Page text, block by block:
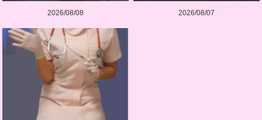
2026/08/08 2026/08/07